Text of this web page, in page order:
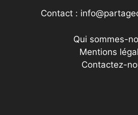
Contact :
Qui sommes-
Mentions
Contactez-